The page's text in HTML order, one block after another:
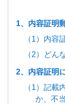
1、内容証明
（1）内容
（2）どん
2、内容証明
（1）記載
か、不